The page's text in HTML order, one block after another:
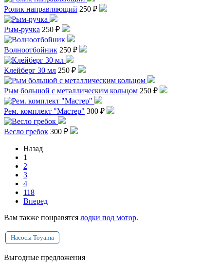
Ролик направляющий 250 ₽
Рым-ручка 250 ₽
Волноотбойник 250 ₽
Клейберг 30 мл 250 ₽
Рым большой с металлическим кольцом 250 ₽
Рем. комплект "Мастер" 300 ₽
Весло гребок 300 ₽
Назад
1
2
3
4
118
Вперед
Вам также понравятся лодки под мотор.
Насосы Toyama
Выгодные предложения